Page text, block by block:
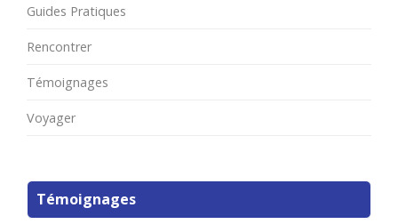
Guides Pratiques
Rencontrer
Témoignages
Voyager
Témoignages